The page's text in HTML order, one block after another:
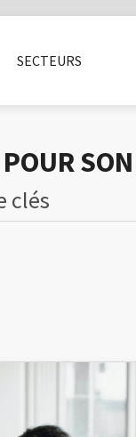
SECTEURS
clés